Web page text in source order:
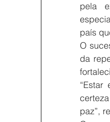
pela
país
O
da
paz”,